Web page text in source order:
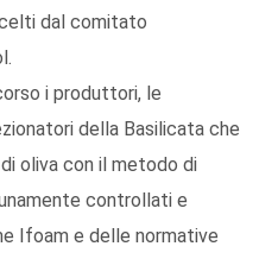
dal comitato
i produttori, le
della Basilicata che
oliva con il metodo di
controllati e
Ifoam e delle normative